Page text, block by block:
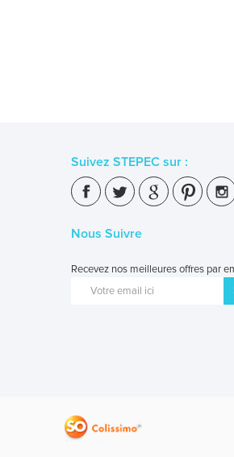
Suivez STEPEC sur :
Nous Suivre
Recevez nos meilleures offres par